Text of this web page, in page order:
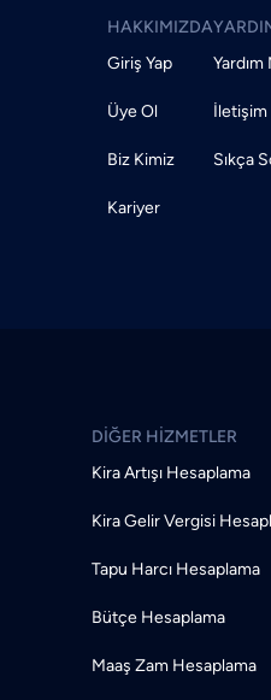
HAKKIMIZDA
Giriş Yap
Üye Ol
Biz Kimiz
Kariyer
İletişim
Sıkça
DİĞER HİZMETLER
Kira Artışı Hesaplama
Kira Gelir Vergisi
Tapu Harcı Hesaplama
Bütçe Hesaplama
Maaş Zam Hesaplama